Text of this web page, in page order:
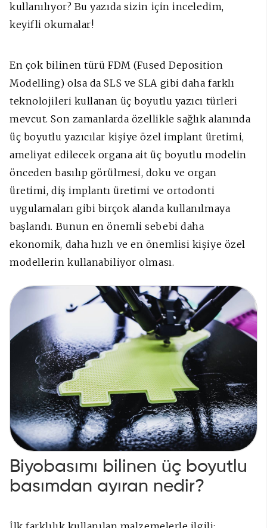
kullanılıyor? Bu yazıda sizin için inceledim,
keyifli okumalar!
En çok bilinen türü FDM (Fused Deposition
Modelling) olsa da SLS ve SLA gibi daha farklı
teknolojileri kullanan üç boyutlu yazıcı türleri
mevcut. Son zamanlarda özellikle sağlık alanında
üç boyutlu yazıcılar kişiye özel implant üretimi,
ameliyat edilecek organa ait üç boyutlu modelin
önceden basılıp görülmesi, doku ve organ
üretimi, diş implantı üretimi ve ortodonti
uygulamaları gibi birçok alanda kullanılmaya
başlandı. Bunun en önemli sebebi daha
ekonomik, daha hızlı ve en önemlisi kişiye özel
modellerin kullanabiliyor olması.
Biyobasımı bilinen üç boyutlu
basımdan ayıran nedir?